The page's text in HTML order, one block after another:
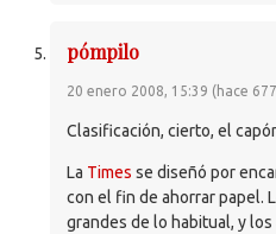
pómpilo
20 enero 2008, 15:39 (hace
Clasificación, cierto, el
La Times se diseñó por
con el fin de ahorrar papel.
grandes de lo habitual, y